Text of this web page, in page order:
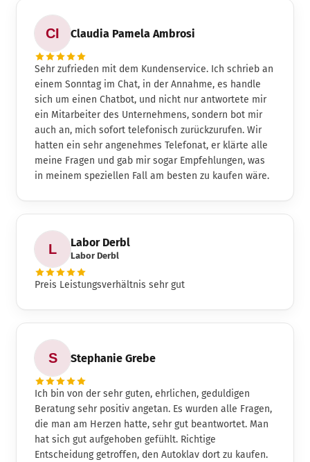
Claudia Pamela Ambrosi
Sehr zufrieden mit dem Kundenservice. Ich schrieb an
einem Sonntag im Chat, in der Annahme, es handle
sich um einen Chatbot, und nicht nur antwortete mir
ein Mitarbeiter des Unternehmens, sondern bot mir
auch an, mich sofort telefonisch zurückzurufen. Wir
hatten ein sehr angenehmes Telefonat, er klärte alle
meine Fragen und gab mir sogar Empfehlungen, was
in meinem speziellen Fall am besten zu kaufen wäre.
Labor Derbl
Labor Derbl
Preis Leistungsverhältnis sehr gut
Stephanie Grebe
Ich bin von der sehr guten, ehrlichen, geduldigen
Beratung sehr positiv angetan. Es wurden alle Fragen,
die man am Herzen hatte, sehr gut beantwortet. Man
hat sich gut aufgehoben gefühlt. Richtige
Entscheidung getroffen, den Autoklav dort zu kaufen.